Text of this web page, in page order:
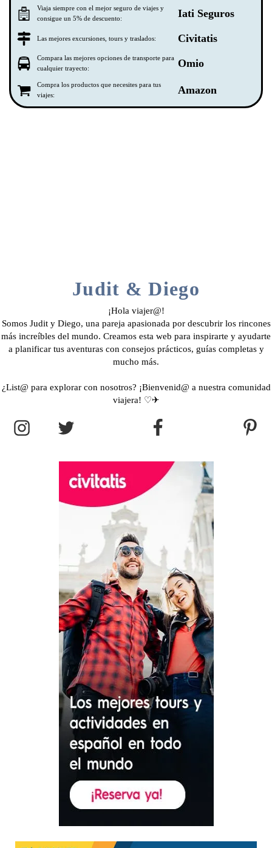
Viaja siempre con el mejor seguro de viajes y
consigue un 5% de descuento:
Iati Seguros
Las mejores excursiones, tours y traslados: Civitatis
Compara las mejores opciones de transporte para
cualquier trayecto:
Omio
Compra los productos que necesites para tus
viajes:
Amazon
Judit & Diego
¡Hola viajer@!
Somos Judit y Diego, una pareja apasionada por descubrir los rincones
más increíbles del mundo. Creamos esta web para inspirarte y ayudarte
a planificar tus aventuras con consejos prácticos, guías completas y
mucho más.
¿List@ para explorar con nosotros? ¡Bienvenid@ a nuestra comunidad
viajera! ♡✈︎